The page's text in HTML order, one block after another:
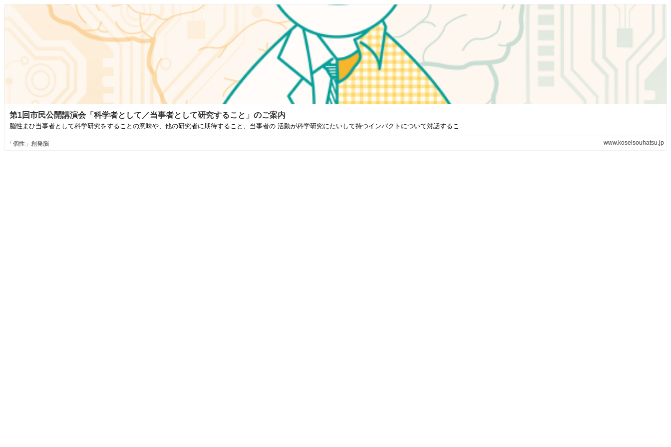
第1回市民公開講演会「科学者として／当事者として研究すること」のご案内
脳性まひ当事者として科学研究をすることの意味や、他の研究者に期待すること、当事者の 活動が科学研究にたいして持つインパクトについて対話するこ...
「個性」創発脳 www.koseisouhatsu.jp